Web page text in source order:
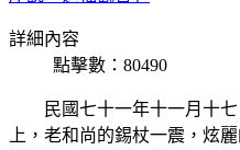
詳細內容
點擊數：80490
民國七十一年十一月十七
上，老和尚的錫杖一震，炫